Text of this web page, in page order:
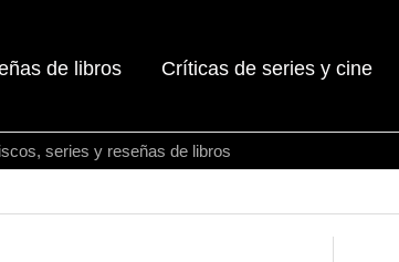
de libros Críticas de series y cine
series y reseñas de libros